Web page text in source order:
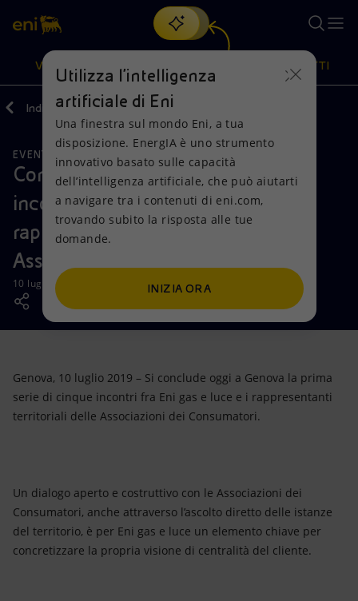
Cerca
scopri EnergIA, la nostra nuova soluzione di intelligenza
artificiale.
VISIONE
Visione
Mission e valori
Persone e Partnership
Net Zero
Modello satellitare
Innovazione
Azioni
Diversificazione energetica
Tecnologie per la transizione
Collaborazioni per l'innovazione
Attività nel mondo
PRODOTTI
Prodotti
Casa
Imprese
Mobilità
Indietro Media News
EVENTI
Conclusa la prima serie di cinque
incontri di Eni gas e luce con i
rappresentanti territoriali delle
Associazioni dei Consumatori
10 luglio 2019 - 12:45 CEST
Genova, 10 luglio 2019 – Si conclude oggi a Genova la prima
serie di cinque incontri fra Eni gas e luce e i rappresentanti
territoriali delle Associazioni dei Consumatori.
Un dialogo aperto e costruttivo con le Associazioni dei
Consumatori, anche attraverso l’ascolto diretto delle istanze
del territorio, è per Eni gas e luce un elemento chiave per
concretizzare la propria visione di centralità del cliente.
Utilizza l'intelligenza
artificiale di Eni
Una finestra sul mondo Eni, a tua
disposizione. EnergIA è uno strumento
innovativo basato sulle capacità
dell’intelligenza artificiale, che può aiutarti
a navigare tra i contenuti di eni.com,
trovando subito la risposta alle tue
domande.
INIZIA ORA